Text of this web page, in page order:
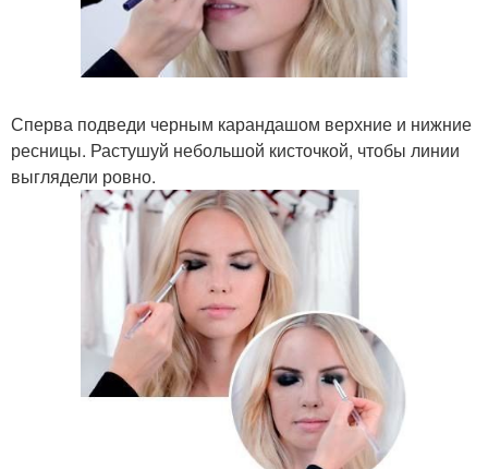
Сперва подведи черным карандашом верхние и нижние
ресницы. Растушуй небольшой кисточкой, чтобы линии
выглядели ровно.